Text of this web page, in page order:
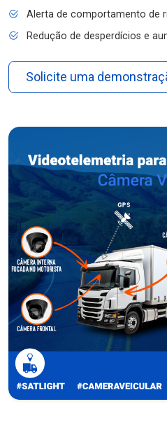
Alerta de comportamento de
Redução de desperdícios e
Solicite uma